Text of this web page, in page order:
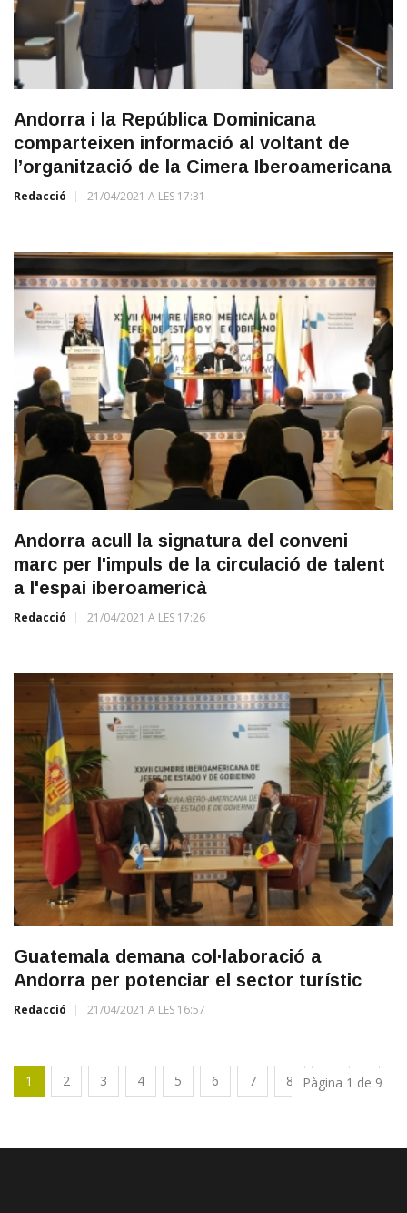
Andorra i la República Dominicana
comparteixen informació al voltant de
l’organització de la Cimera Iberoamericana
Redacció 21/04/2021 A LES 17:31
Andorra acull la signatura del conveni
marc per l'impuls de la circulació de talent
a l'espai iberoamericà
Redacció 21/04/2021 A LES 17:26
Guatemala demana col·laboració a
Andorra per potenciar el sector turístic
Redacció 21/04/2021 A LES 16:57
1 2 3 4 5 6 7 8 9
Pàgina 1 de 9